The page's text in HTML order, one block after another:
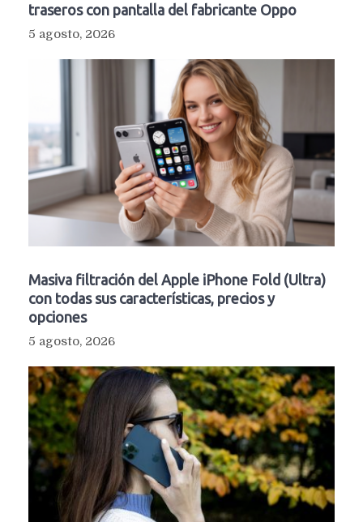
traseros con pantalla del fabricante Oppo
5 agosto, 2026
Masiva filtración del Apple iPhone Fold (Ultra)
con todas sus características, precios y
opciones
5 agosto, 2026